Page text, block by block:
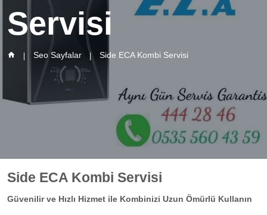
Servisi
Seo Sayfalar Side ECA Kombi Servisi
Side ECA Kombi Servisi
Güvenilir ve Hızlı Hizmet ile Kombinizi Uzun Ömürlü Kullanın